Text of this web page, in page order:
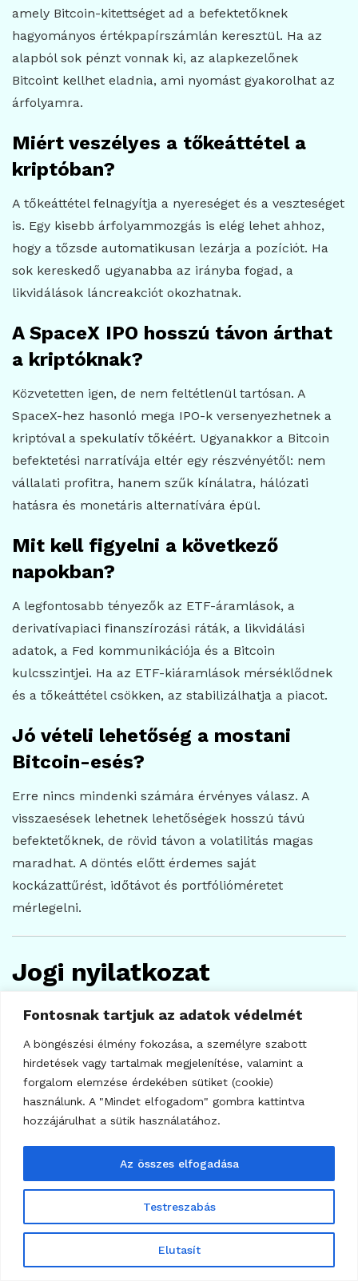
Fontosnak tartjuk az adatok védelmét
A böngészési élmény fokozása, a személyre szabott
hirdetések vagy tartalmak megjelenítése, valamint a
forgalom elemzése érdekében sütiket (cookie)
használunk. A "Mindet elfogadom" gombra kattintva
hozzájárulhat a sütik használatához.
Testreszabás
Elutasít
Az összes elfogadása
amely Bitcoin-kitettséget ad a befektetőknek
hagyományos értékpapírszámlán keresztül. Ha az
alapból sok pénzt vonnak ki, az alapkezelőnek
Bitcoint kellhet eladnia, ami nyomást gyakorolhat az
árfolyamra.
Miért veszélyes a tőkeáttétel a
kriptóban?
A tőkeáttétel felnagyítja a nyereséget és a veszteséget
is. Egy kisebb árfolyammozgás is elég lehet ahhoz,
hogy a tőzsde automatikusan lezárja a pozíciót. Ha
sok kereskedő ugyanabba az irányba fogad, a
likvidálások láncreakciót okozhatnak.
A SpaceX IPO hosszú távon árthat
a kriptóknak?
Közvetetten igen, de nem feltétlenül tartósan. A
SpaceX-hez hasonló mega IPO-k versenyezhetnek a
kriptóval a spekulatív tőkéért. Ugyanakkor a Bitcoin
befektetési narratívája eltér egy részvényétől: nem
vállalati profitra, hanem szűk kínálatra, hálózati
hatásra és monetáris alternatívára épül.
Mit kell figyelni a következő
napokban?
A legfontosabb tényezők az ETF-áramlások, a
derivatívapiaci finanszírozási ráták, a likvidálási
adatok, a Fed kommunikációja és a Bitcoin
kulcsszintjei. Ha az ETF-kiáramlások mérséklődnek
és a tőkeáttétel csökken, az stabilizálhatja a piacot.
Jó vételi lehetőség a mostani
Bitcoin-esés?
Erre nincs mindenki számára érvényes válasz. A
visszaesések lehetnek lehetőségek hosszú távú
befektetőknek, de rövid távon a volatilitás magas
maradhat. A döntés előtt érdemes saját
kockázattűrést, időtávot és portfólióméretet
mérlegelni.
Jogi nyilatkozat
Ez a cikk kizárólag tájékoztató és oktatási célt szolgál,
ajánlásnak, adótanácsadásnak vagy kereskedési
jelzésnek. A kriptovaluták és a részvények árfolyama
rendkívül volatilis lehet, és a befektetett tőke
részleges vagy teljes elvesztésével járhat. Befektetési
döntés előtt minden olvasónak érdemes saját
kutatást végeznie, és szükség esetén független
pénzügyi tanácsadóval konzultálnia.
Kulcsszavak:Bitcoin, BTC, SpaceX IPO, SPCX,
kriptovaluta, kriptopiac, Bitcoin ETF, spot Bitcoin ETF,